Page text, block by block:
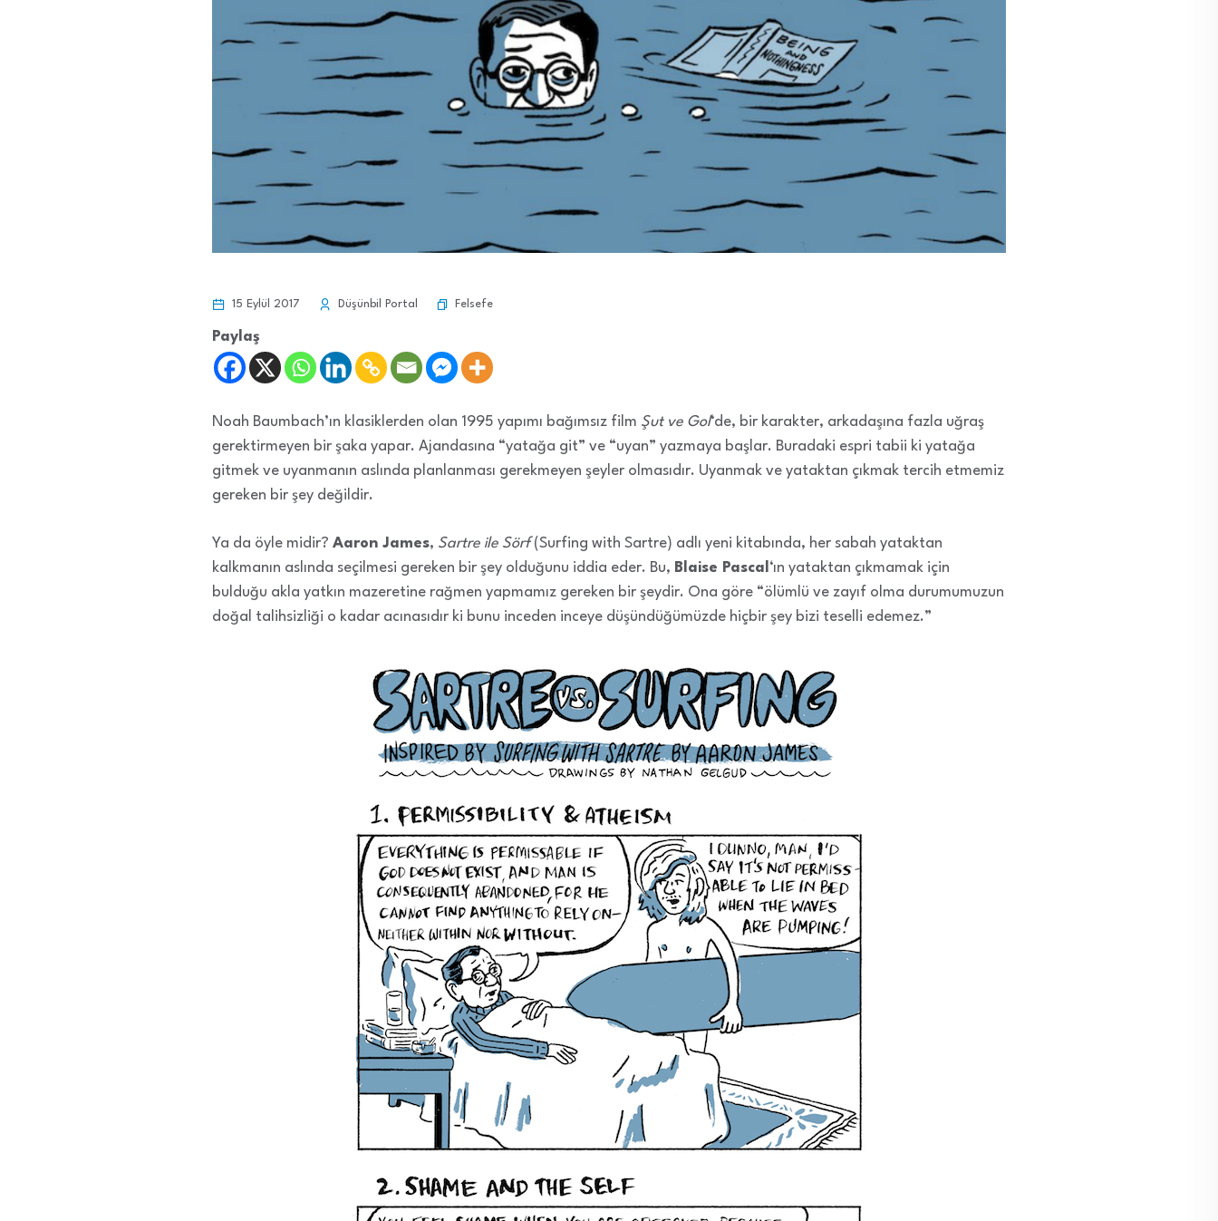
15 Eylül 2017 Düşünbil Portal Felsefe
Paylaş
Noah Baumbach’ın klasiklerden olan 1995 yapımı bağımsız film Şut ve Gol‘de, bir karakter, arkadaşına fazla uğraş
gerektirmeyen bir şaka yapar. Ajandasına “yatağa git” ve “uyan” yazmaya başlar. Buradaki espri tabii ki yatağa
gitmek ve uyanmanın aslında planlanması gerekmeyen şeyler olmasıdır. Uyanmak ve yataktan çıkmak tercih etmemiz
gereken bir şey değildir.
Ya da öyle midir? Aaron James, Sartre ile Sörf(Surfing with Sartre) adlı yeni kitabında, her sabah yataktan
kalkmanın aslında seçilmesi gereken bir şey olduğunu iddia eder. Bu, Blaise Pascal ‘ın yataktan çıkmamak için
bulduğu akla yatkın mazeretine rağmen yapmamız gereken bir şeydir. Ona göre “ölümlü ve zayıf olma durumumuzun
doğal talihsizliği o kadar acınasıdır ki bunu inceden inceye düşündüğümüzde hiçbir şey bizi teselli edemez.”